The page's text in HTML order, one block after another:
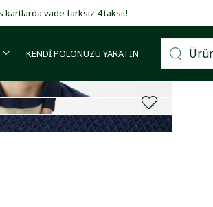
kartlarda vade farksız 4 taksit!
KENDİ POLONUZU YARATIN